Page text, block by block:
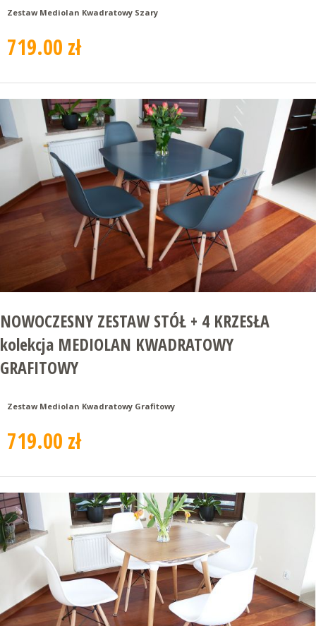
Zestaw Mediolan Kwadratowy Szary
719.00 zł
NOWOCZESNY ZESTAW STÓŁ + 4 KRZESŁA
kolekcja MEDIOLAN KWADRATOWY
GRAFITOWY
Zestaw Mediolan Kwadratowy Grafitowy
719.00 zł